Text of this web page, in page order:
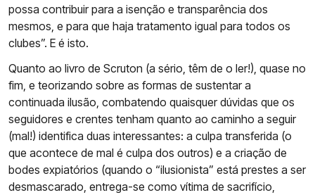
possa contribuir para a isenção e transparência dos
mesmos, e para que haja tratamento igual para todos os
clubes”. E é isto.
Quanto ao livro de Scruton (a sério, têm de o ler!), quase no
fim, e teorizando sobre as formas de sustentar a
continuada ilusão, combatendo quaisquer dúvidas que os
seguidores e crentes tenham quanto ao caminho a seguir
(mal!) identifica duas interessantes: a culpa transferida (o
que acontece de mal é culpa dos outros) e a criação de
bodes expiatórios (quando o “ilusionista” está prestes a ser
desmascarado, entrega-se como vítima de sacrifício,